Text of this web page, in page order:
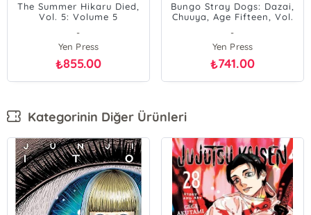
The Summer Hikaru Died,
Vol. 5: Volume 5
-
Yen Press
₺855.00
Bungo Stray Dogs: Dazai,
Chuuya, Age Fifteen, Vol.
-
Yen Press
₺741.00
Kategorinin Diğer Ürünleri